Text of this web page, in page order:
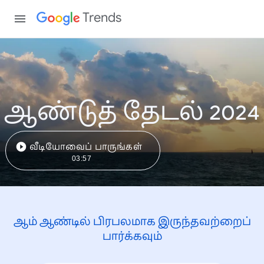
Trends
ஆண்டுத் தேடல் 2024
வீடியோவைப் பாருங்கள்
03:57
ஆம் ஆண்டில் பிரபலமாக இருந்தவற்றைப்
பார்க்கவும்